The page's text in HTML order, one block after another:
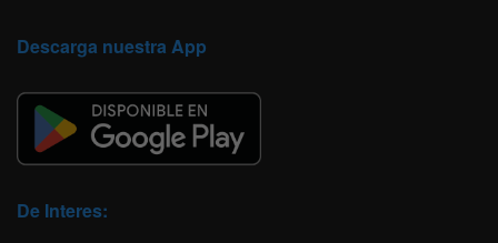
Descarga nuestra App
De Interes: